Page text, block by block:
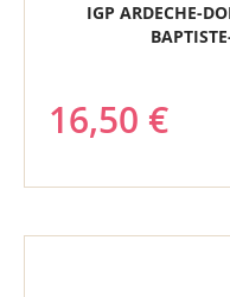
IGP ARDECHE-
16,50 €